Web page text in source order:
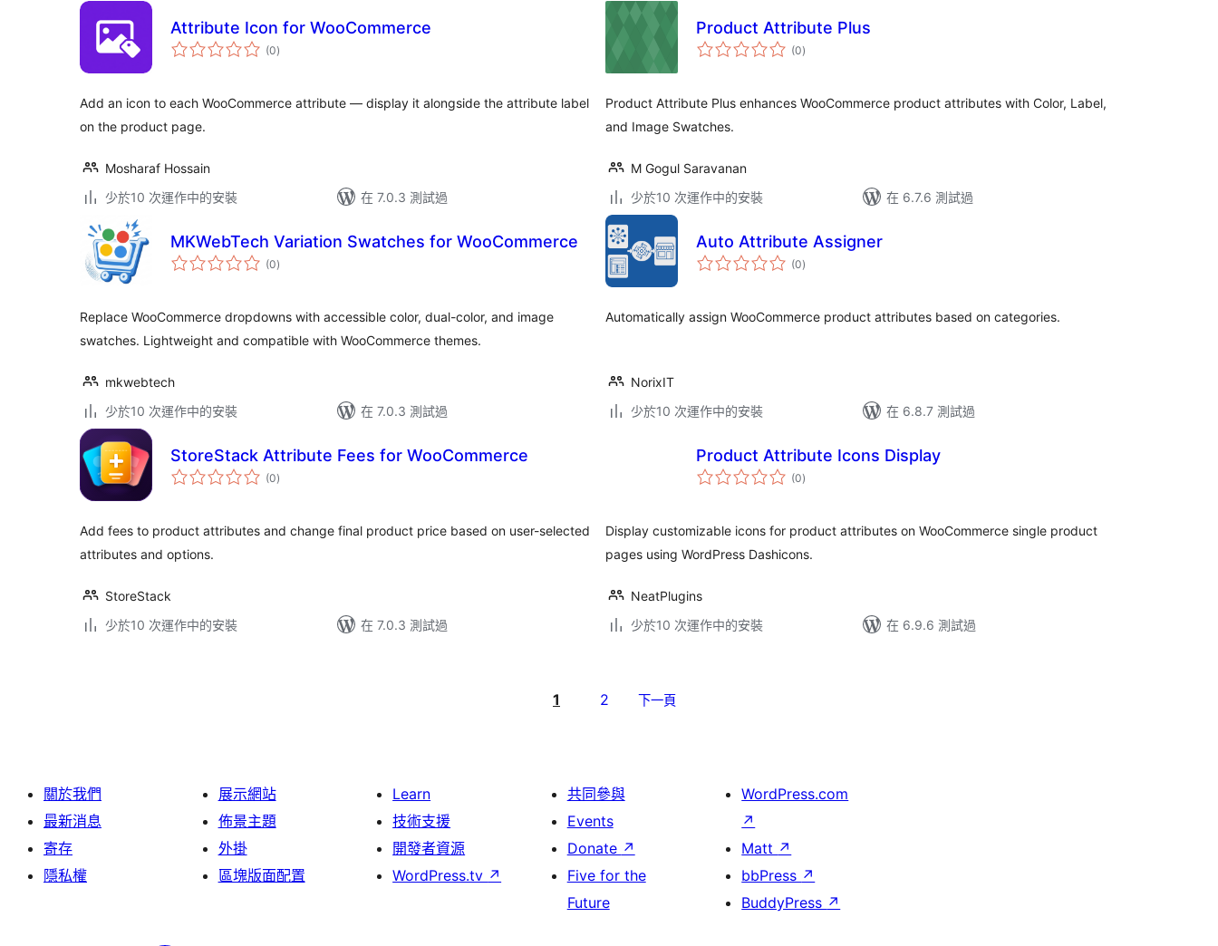
Attribute Icon for WooCommerce
(0總
評)
Add an icon to each WooCommerce attribute — display it alongside the attribute label
on the product page.
Mosharaf Hossain
少於10 次運作中的安裝
在 7.0.3 測試過
Product Attribute Plus
(0總
評)
Product Attribute Plus enhances WooCommerce product attributes with Color, Label,
and Image Swatches.
M Gogul Saravanan
少於10 次運作中的安裝
在 6.7.6 測試過
MKWebTech Variation Swatches for WooCommerce
(0總
評)
Replace WooCommerce dropdowns with accessible color, dual-color, and image
swatches. Lightweight and compatible with WooCommerce themes.
mkwebtech
少於10 次運作中的安裝
在 7.0.3 測試過
Auto Attribute Assigner
(0總
評)
Automatically assign WooCommerce product attributes based on categories.
NorixIT
少於10 次運作中的安裝
在 6.8.7 測試過
StoreStack Attribute Fees for WooCommerce
(0總
評)
Add fees to product attributes and change final product price based on user-selected
attributes and options.
StoreStack
少於10 次運作中的安裝
在 7.0.3 測試過
Product Attribute Icons Display
(0總
評)
Display customizable icons for product attributes on WooCommerce single product
pages using WordPress Dashicons.
NeatPlugins
少於10 次運作中的安裝
在 6.9.6 測試過
1 2 下一頁
關於我們
最新消息
寄存
隱私權
展示網站
佈景主題
外掛
區塊版面配置
Learn
技術支援
開發者資源
WordPress.tv ↗
共同參與
Events
Donate ↗
Five for the
Future
WordPress.com
↗
Matt ↗
bbPress ↗
BuddyPress ↗